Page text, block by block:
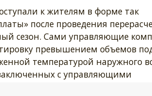
к жителям в форме так
после проведения
сезон. Сами управляющие
превышением объемов
температурой наружного
с управляющими